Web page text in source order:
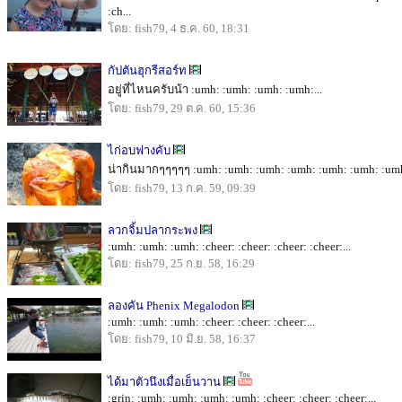
:ch...
โดย: fish79, 4 ธ.ค. 60, 18:31
กัปตันฮุกรีสอร์ท
อยู่ที่ไหนครับน้า :umh: :umh: :umh: :umh:...
โดย: fish79, 29 ต.ค. 60, 15:36
ไก่อบฟางคับ
น่ากินมากๆๆๆๆๆ :umh: :umh: :umh: :umh: :umh: :umh:
โดย: fish79, 13 ก.ค. 59, 09:39
ลวกจิ้มปลากระพง
:umh: :umh: :umh: :cheer: :cheer: :cheer: :cheer:...
โดย: fish79, 25 ก.ย. 58, 16:29
ลองคัน Phenix Megalodon
:umh: :umh: :umh: :cheer: :cheer: :cheer:...
โดย: fish79, 10 มิ.ย. 58, 16:37
ได้มาตัวนึงเมื่อเย็นวาน
:grin: :umh: :umh: :umh: :umh: :cheer: :cheer: :cheer:...